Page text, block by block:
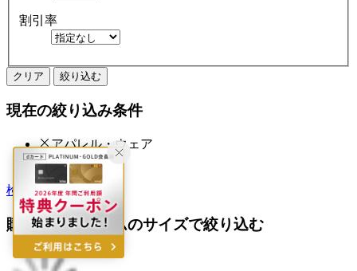
割引率
クリア 絞り込む
現在の絞り込み条件
アパレル・ウェア
アウトレット
検索履歴から探す
購入済みアイテムのサイズで絞り込む